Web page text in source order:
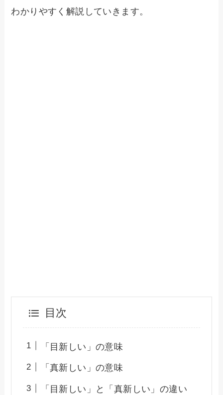
わかりやすく解説していきます。
目次
「目新しい」の意味
「真新しい」の意味
「目新しい」と「真新しい」の違い